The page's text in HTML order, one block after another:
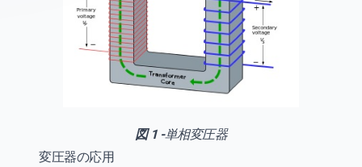
図 1 -単相変圧器
変圧器の応用